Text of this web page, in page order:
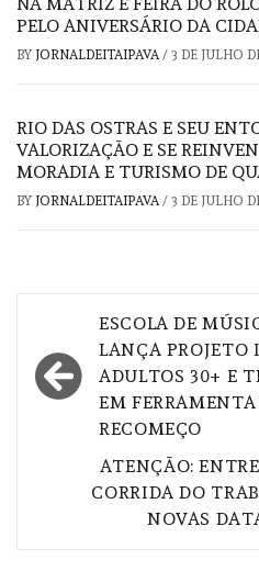
PELO ANIVERSÁRIO DA
BY JORNALDEITAIPAVA/ 3 DE JULHO
RIO DAS OSTRAS E SEU
VALORIZAÇÃO E SE
MORADIA E TURISMO DE
BY JORNALDEITAIPAVA/ 3 DE JULHO
Navegação
de
Post
ESCOLA DE
LANÇA PROJETO
ADULTOS 30+ E
EM FERRAMENTA
RECOMEÇO
ATENÇÃO:
CORRIDA DO
NOVAS